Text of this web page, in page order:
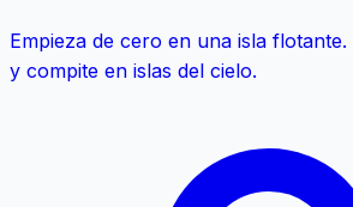
Empieza de cero en una isla
y compite en islas del cielo.